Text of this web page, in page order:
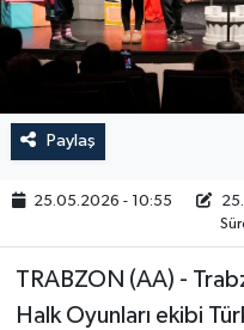
Paylaş
25.05.2026 - 10:55
TRABZON (AA) -
Halk Oyunları ekibi
RESMİ İLAN